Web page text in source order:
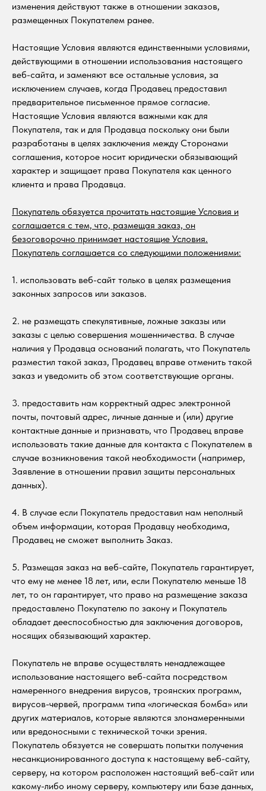
изменения действуют также в отношении заказов,
размещенных Покупателем ранее.
Настоящие Условия являются единственными условиями,
действующими в отношении использования настоящего
веб-сайта, и заменяют все остальные условия, за
исключением случаев, когда Продавец предоставил
предварительное письменное прямое согласие.
Настоящие Условия являются важными как для
Покупателя, так и для Продавца поскольку они были
разработаны в целях заключения между Сторонами
соглашения, которое носит юридически обязывающий
характер и защищает права Покупателя как ценного
клиента и права Продавца.
Покупатель обязуется прочитать настоящие Условия и
соглашается с тем, что, размещая заказ, он
безоговорочно принимает настоящие Условия.
Покупатель соглашается со следующими положениями:
1. использовать веб-сайт только в целях размещения
законных запросов или заказов.
2. не размещать спекулятивные, ложные заказы или
заказы с целью совершения мошенничества. В случае
наличия у Продавца оснований полагать, что Покупатель
разместил такой заказ, Продавец вправе отменить такой
заказ и уведомить об этом соответствующие органы.
3. предоставить нам корректный адрес электронной
почты, почтовый адрес, личные данные и (или) другие
контактные данные и признавать, что Продавец вправе
использовать такие данные для контакта с Покупателем в
случае возникновения такой необходимости (например,
Заявление в отношении правил защиты персональных
данных).
4. В случае если Покупатель предоставил нам неполный
объем информации, которая Продавцу необходима,
Продавец не сможет выполнить Заказ.
5. Размещая заказ на веб-сайте, Покупатель гарантирует,
что ему не менее 18 лет, или, если Покупателю меньше 18
лет, то он гарантирует, что право на размещение заказа
предоставлено Покупателю по закону и Покупатель
обладает дееспособностью для заключения договоров,
носящих обязывающий характер.
Покупатель не вправе осуществлять ненадлежащее
использование настоящего веб-сайта посредством
намеренного внедрения вирусов, троянских программ,
вирусов-червей, программ типа «логическая бомба» или
других материалов, которые являются злонамеренными
или вредоносными с технической точки зрения.
Покупатель обязуется не совершать попытки получения
несанкционированного доступа к настоящему веб-сайту,
серверу, на котором расположен настоящий веб-сайт или
какому-либо иному серверу, компьютеру или базе данных,